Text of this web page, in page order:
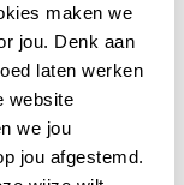
maken we
jou. Denk aan
laten werken
website
we jou
jou afgestemd.